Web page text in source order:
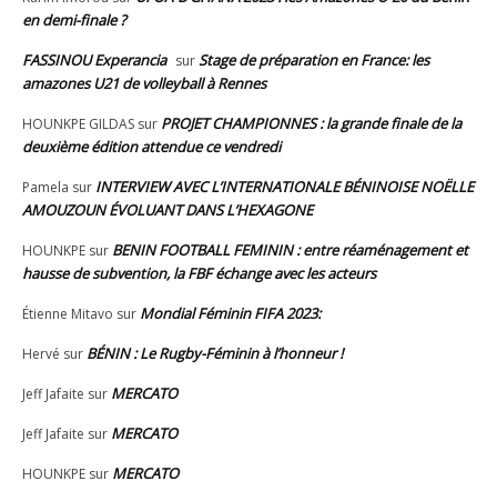
en demi-finale ?
FASSINOU Experancia surStage de préparation en France: les
amazones U21 de volleyball à Rennes
HOUNKPE GILDAS sur PROJET CHAMPIONNES : la grande finale de la
deuxième édition attendue ce vendredi
Pamela sur INTERVIEW AVEC L’INTERNATIONALE BÉNINOISE NOËLLE
AMOUZOUN ÉVOLUANT DANS L’HEXAGONE
HOUNKPE sur BENIN FOOTBALL FEMININ : entre réaménagement et
hausse de subvention, la FBF échange avec les acteurs
Étienne Mitavo sur Mondial Féminin FIFA 2023:
Hervé sur BÉNIN : Le Rugby-Féminin à l’honneur !
Jeff Jafaite sur MERCATO
Jeff Jafaite sur MERCATO
HOUNKPE sur MERCATO